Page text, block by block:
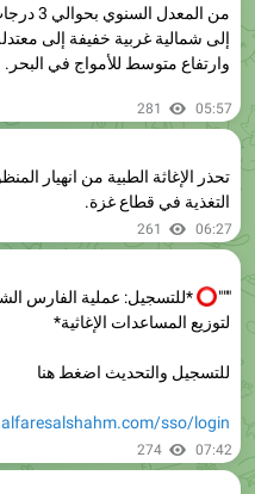
وارتفاع متوسط للأمواج في البحر.
05:57
تحذر الإغاثة الطبية من انهيار
261 06:27
"""
للتسجيل والتحديث اضغط هنا
sso/login
"تتفاقم أزمة مرضى السرطان في